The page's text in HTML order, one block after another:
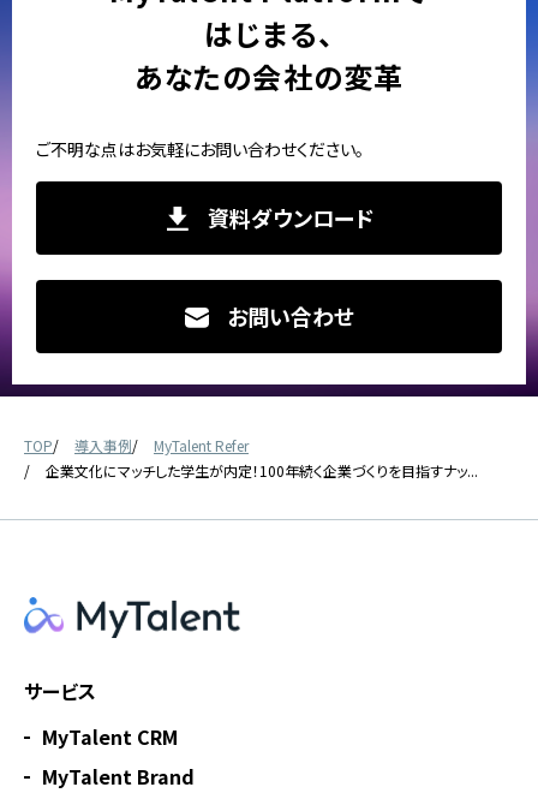
はじまる、
あなたの会社の変革
ご不明な点はお気軽にお問い合わせください。
資料ダウンロード
お問い合わせ
TOP 導入事例
MyTalent Refer
企業文化にマッチした学生が内定！100年続く企業づくりを目指すナッ...
サービス
MyTalent CRM
MyTalent Brand